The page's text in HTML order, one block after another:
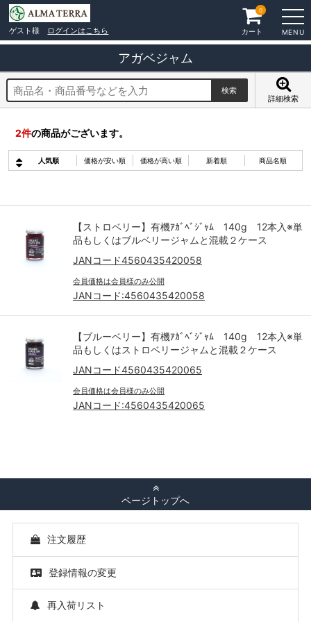
ゲスト様 ログインはこちら MENU
カート
0
アガベジャム
詳細検索
2件の商品がございます。
人気順 価格が安い順 価格が高い順 新着順 商品名順
【ストロベリー】有機ｱｶﾞﾍﾞｼﾞｬﾑ 140g 12本入※単
品もしくはブルベリージャムと混載２ケース
JANコード4560435420058
会員価格は会員様のみ公開
JANコード:4560435420058
【ブルーベリー】有機ｱｶﾞﾍﾞｼﾞｬﾑ 140g 12本入※単
品もしくはストロベリージャムと混載２ケース
JANコード4560435420065
会員価格は会員様のみ公開
JANコード:4560435420065
ページトップへ
注文履歴
登録情報の変更
再入荷リスト